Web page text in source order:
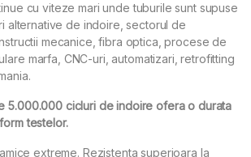
cu viteze mari unde tuburile sunt supuse
alternative de indoire, sectorul de
mecanice, fibra optica, procese de
marfa, CNC-uri, automatizari, retrofitting
5.000.000 cicluri de indoire ofera o durata
testelor.
extreme. Rezistenta superioara la